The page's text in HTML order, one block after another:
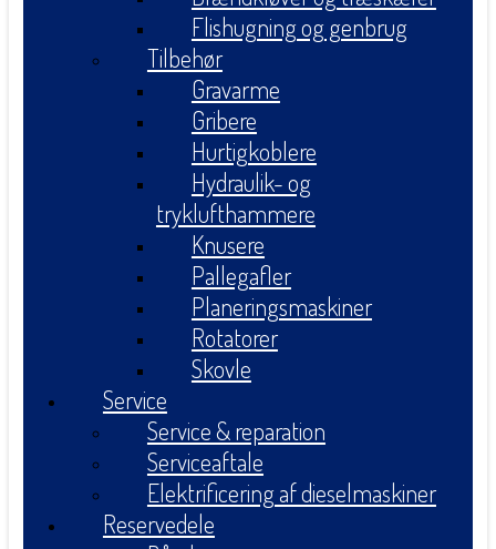
Flishugning og genbrug
Tilbehør
Gravarme
Gribere
Hurtigkoblere
Hydraulik- og
tryklufthammere
Knusere
Pallegafler
Planeringsmaskiner
Rotatorer
Skovle
Service
Service & reparation
Serviceaftale
Elektrificering af dieselmaskiner
Reservedele